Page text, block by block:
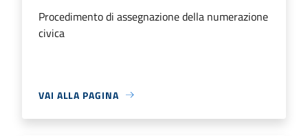
Procedimento di assegnazione della numerazione
civica
VAI ALLA PAGINA